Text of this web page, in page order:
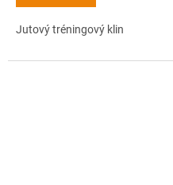
Jutový tréningový klin